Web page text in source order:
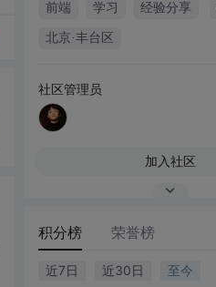
前端 学习 经验分享
北京·丰台区
社区管理员
加入社区
积分榜 荣誉榜
近7日 近30日 至今